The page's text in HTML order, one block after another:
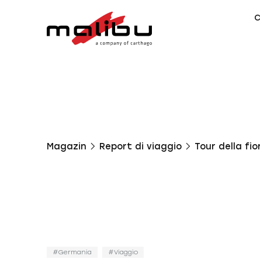
Magazin Report di viaggio Tour della
Germania Viaggio